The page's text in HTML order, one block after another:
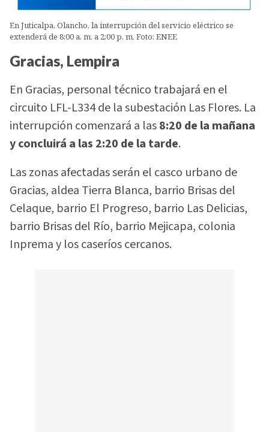
En Juticalpa, Olancho, la interrupción del servicio eléctrico se
extenderá de 8:00 a. m. a 2:00 p. m. Foto: ENEE
Gracias, Lempira
En Gracias, personal técnico trabajará en el
circuito LFL-L334 de la subestación Las Flores. La
interrupción comenzará a las8:20 de la mañana
y concluirá a las 2:20 de la tarde.
Las zonas afectadas serán el casco urbano de
Gracias, aldea Tierra Blanca, barrio Brisas del
Celaque, barrio El Progreso, barrio Las Delicias,
barrio Brisas del Río, barrio Mejicapa, colonia
Inprema y los caseríos cercanos.